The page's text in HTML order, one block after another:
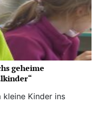
geheime
kleine Kinder ins